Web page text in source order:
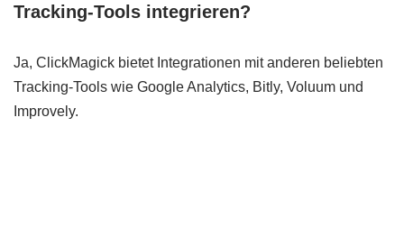
Tracking-Tools integrieren?
Ja, ClickMagick bietet Integrationen mit anderen beliebten
Tracking-Tools wie Google Analytics, Bitly, Voluum und
Improvely.